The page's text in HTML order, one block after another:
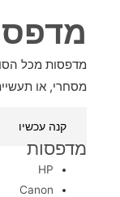
מדפסות מכל
מסחרי, או
קנה עכשיו
מדפסות
HP
Canon